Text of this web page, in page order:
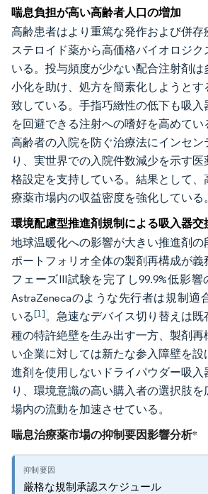
喘息負担が高い高齢者人口の増加
高齢患者はより重篤な発作および併存
ステロイド薬から高価格バイオロジク
いる。投与頻度が少ない配合注射剤
小化を助け、処方を簡素化しようとす
致している。手指巧緻性の低下も吸入
を回避できる注射への嗜好を高めて
高齢者の入院を防ぐ治療法にインセン
り、実世界での入院件数減少を示す
格設定を支持している。結果として
療薬市場内の収益密度を強化している。
環境配慮型推進剤規制による吸入器交
地球温暖化への影響が大きい推進剤の
ポートフォリオ全体の製剤再構成が義
フェーズIII試験を完了し99.9%低影響
AstraZenecaのような先行者は規制適
いる[1]。急速なデバイス切り替えは既
種の特許絶壁を生み出す一方、製剤再
い企業に対しては新たな参入障壁を
進剤を使用しないドライパウダー吸入
り、環境意識の高い購入者の選択肢
場内の流動を加速させている。
喘息治療薬市場の抑制要因影響分析*
厳格な規制承認スケジュール